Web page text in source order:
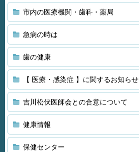
市内の医療機関・歯科・薬局
急病の時は
歯の健康
【 医療・感染症 】に関するお知らせ
吉川松伏医師会との合意について
健康情報
保健センター